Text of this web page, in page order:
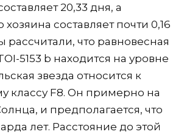
20,33 дня, а
хозяина составляет почти 0,16
рассчитали, что равновесная
5153 b находится на уровне
звезда относится к
классу F8. Он примерно на
и предполагается, что
лет. Расстояние до этой